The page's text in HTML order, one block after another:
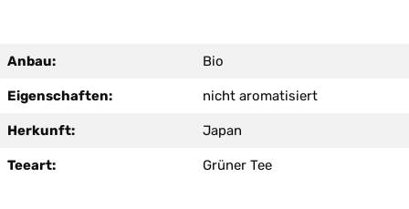
Anbau: Bio
Eigenschaften: nicht aromatisiert
Herkunft: Japan
Teeart: Grüner Tee